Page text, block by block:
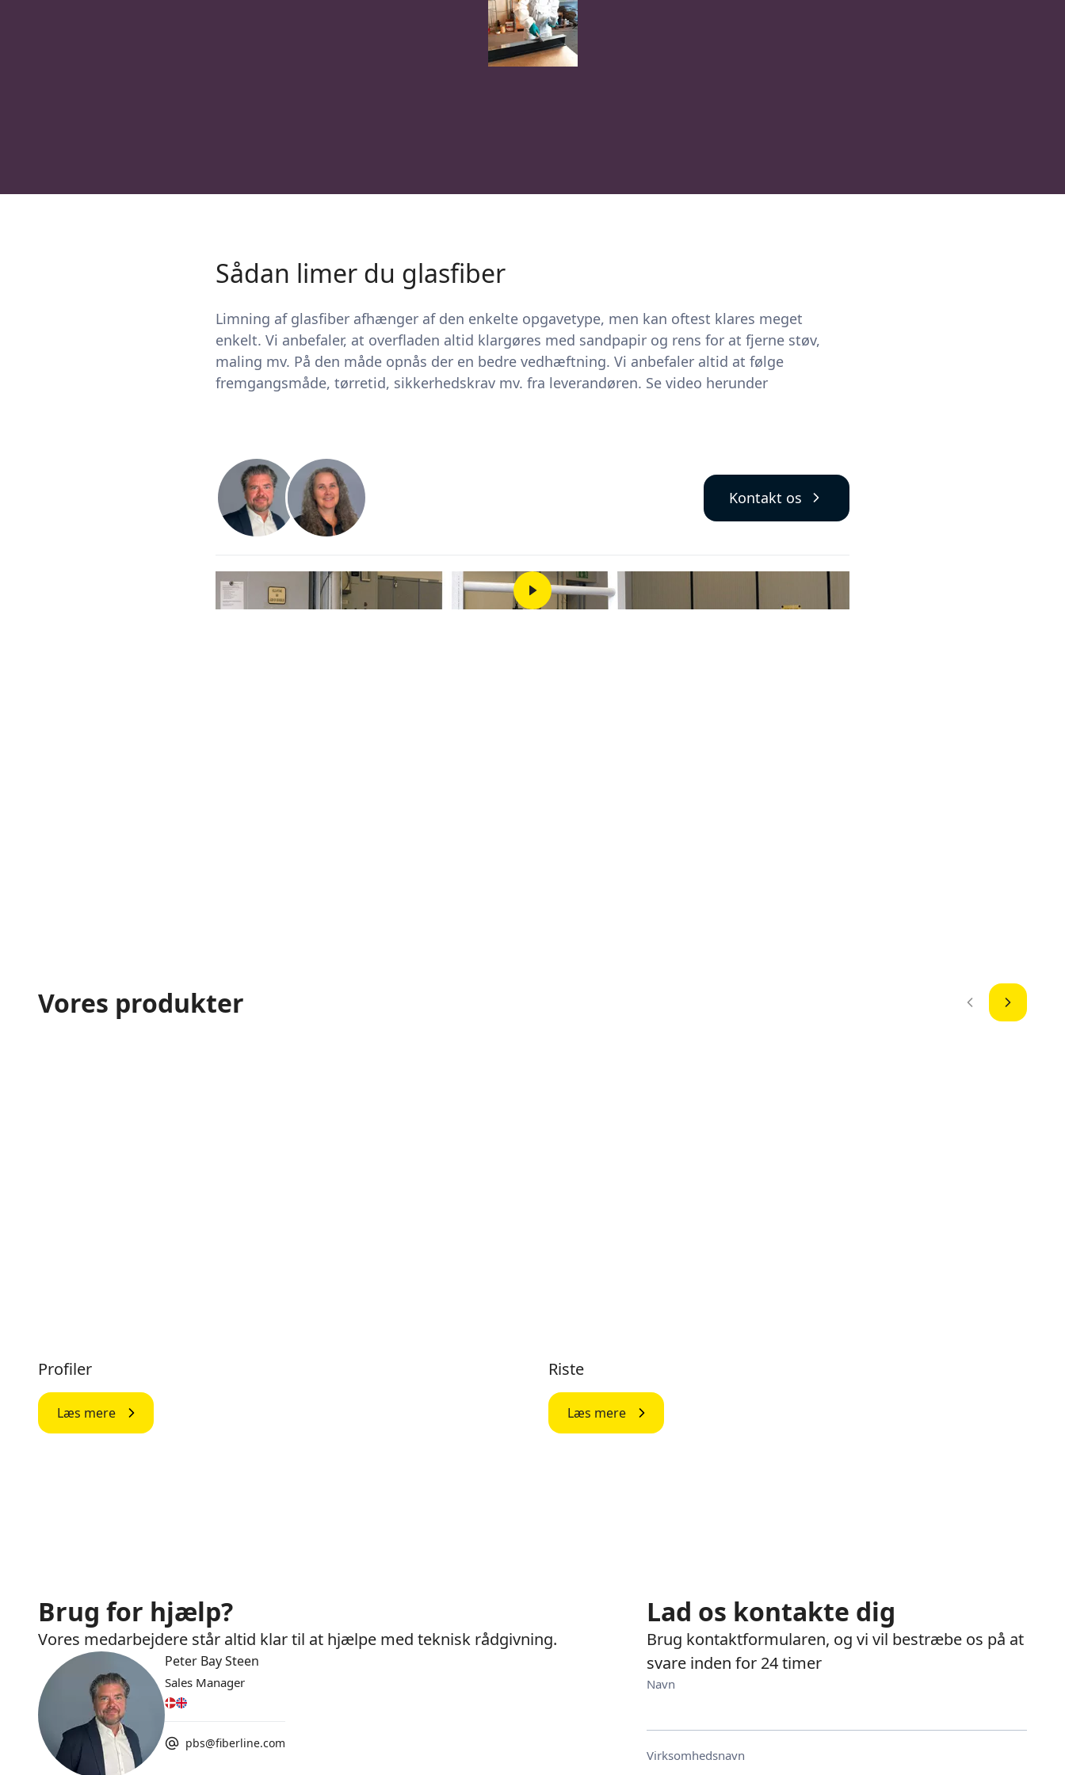
Sådan limer du glasfiber
Limning af glasfiber afhænger af den enkelte opgavetype, men kan oftest klares meget
enkelt. Vi anbefaler, at overfladen altid klargøres med sandpapir og rens for at fjerne støv,
maling mv. På den måde opnås der en bedre vedhæftning. Vi anbefaler altid at følge
fremgangsmåde, tørretid, sikkerhedskrav mv. fra leverandøren. Se video herunder
Kontakt os
Vores produkter
Profiler
Læs mere
Riste
Læs mere
Brug for hjælp?
Vores medarbejdere står altid klar til at hjælpe med teknisk rådgivning.
Peter Bay Steen
Sales Manager
pbs@fiberline.com
Lad os kontakte dig
Brug kontaktformularen, og vi vil bestræbe os på at
svare inden for 24 timer
Navn
Virksomhedsnavn